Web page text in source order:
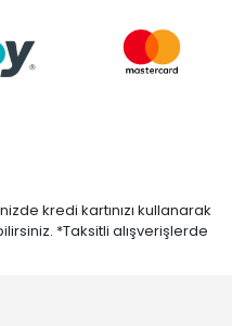
kredi kartınızı kullanarak
*Taksitli alışverişlerde